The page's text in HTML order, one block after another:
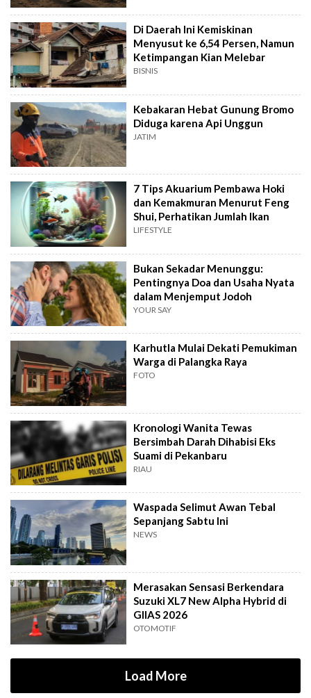
Di Daerah Ini Kemiskinan
Menyusut ke 6,54 Persen, Namun
Ketimpangan Kian Melebar
BISNIS
Kebakaran Hebat Gunung Bromo
Diduga karena Api Unggun
JATIM
7 Tips Akuarium Pembawa Hoki
dan Kemakmuran Menurut Feng
Shui, Perhatikan Jumlah Ikan
LIFESTYLE
Bukan Sekadar Menunggu:
Pentingnya Doa dan Usaha Nyata
dalam Menjemput Jodoh
YOUR SAY
Karhutla Mulai Dekati Pemukiman
Warga di Palangka Raya
FOTO
Kronologi Wanita Tewas
Bersimbah Darah Dihabisi Eks
Suami di Pekanbaru
RIAU
Waspada Selimut Awan Tebal
Sepanjang Sabtu Ini
NEWS
Merasakan Sensasi Berkendara
Suzuki XL7 New Alpha Hybrid di
GIIAS 2026
OTOMOTIF
Load More